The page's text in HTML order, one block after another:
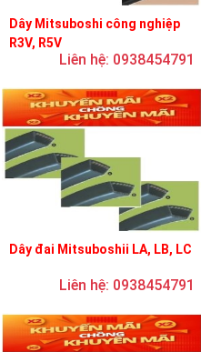
Dây Mitsuboshi công nghiệp
R3V, R5V
Liên hệ: 0938454791
Dây đai Mitsuboshii LA, LB, LC
Liên hệ: 0938454791